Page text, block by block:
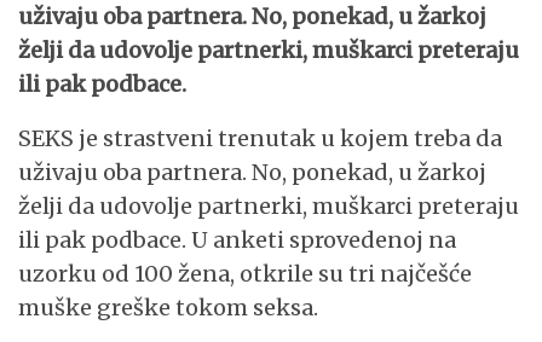
uživaju oba partnera. No, ponekad, u žarkoj
želji da udovolje partnerki, muškarci preteraju
ili pak podbace.
SEKS je strastveni trenutak u kojem treba da
uživaju oba partnera. No, ponekad, u žarkoj
želji da udovolje partnerki, muškarci preteraju
ili pak podbace. U anketi sprovedenoj na
uzorku od 100 žena, otkrile su tri najčešće
muške greške tokom seksa.